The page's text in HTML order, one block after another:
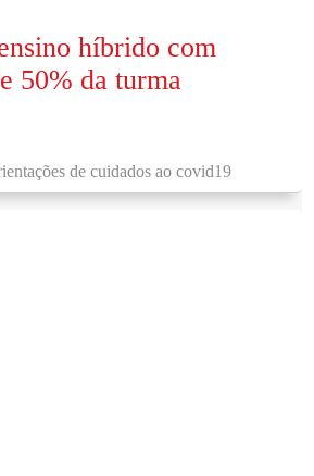
híbrido com
50% da turma
de cuidados ao covid19